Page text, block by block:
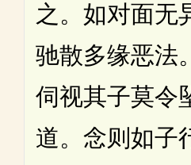
之。如对面无
驰散多缘恶法
伺视其子莫令
道。念则如子